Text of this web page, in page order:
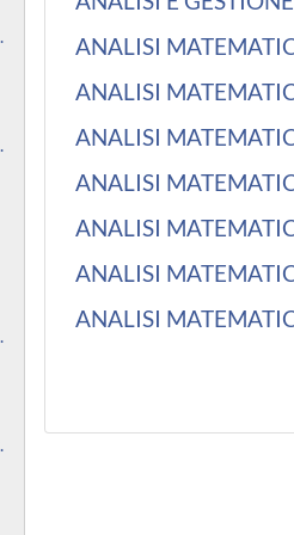
ANALISI
ANALISI
ANALISI
ANALISI
ANALISI
ANALISI
ANALISI